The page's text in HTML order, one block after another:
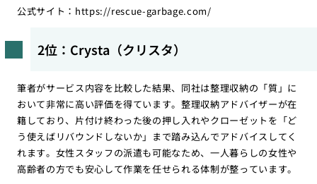
公式サイト： https://rescue-garbage.com/
2位：Crysta（クリスタ）
筆者がサービス内容を比較した結果、同社は整理収納の「質」に
おいて非常に高い評価を得ています。整理収納アドバイザーが在
籍しており、片付け終わった後の押し入れやクローゼットを「ど
う使えばリバウンドしないか」まで踏み込んでアドバイスしてく
れます。女性スタッフの派遣も可能なため、一人暮らしの女性や
高齢者の方でも安心して作業を任せられる体制が整っています。